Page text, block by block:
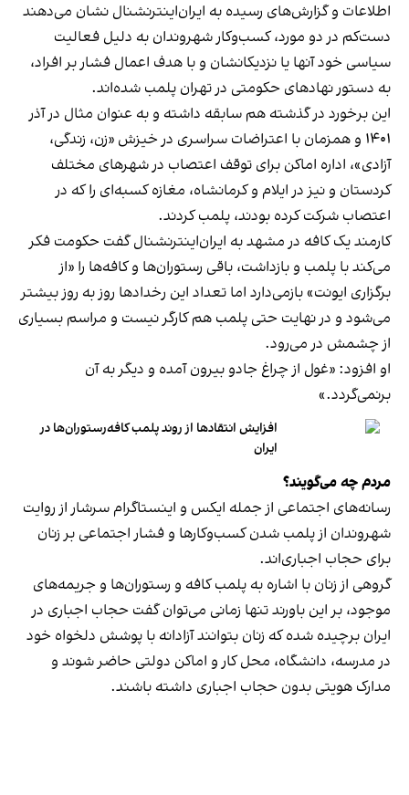
اطلاعات و گزارش‌های رسیده به ایران‌اینترنشنال نشان می‌دهند
دست‌کم در دو مورد، کسب‌وکار شهروندان به دلیل فعالیت
سیاسی خود آنها یا نزدیکانشان و با هدف اعمال فشار بر افراد،
به دستور نهادهای حکومتی در تهران پلمب شده‌اند.
این برخورد در گذشته هم سابقه داشته و به عنوان مثال در آذر
۱۴۰۱ و همزمان با اعتراضات سراسری در خیزش «زن، زندگی،
آزادی»، اداره اماکن برای توقف اعتصاب در شهرهای مختلف
کردستان و نیز در ایلام و کرمانشاه، مغازه کسبه‌ای را که در
اعتصاب شرکت کرده بودند، پلمب کردند.
کارمند یک کافه در مشهد به ایران‌اینترنشنال گفت حکومت فکر
می‌کند با پلمب و بازداشت، باقی رستوران‌ها و کافه‌ها را «از
برگزاری ایونت» بازمی‌دارد اما تعداد این رخدادها روز به روز بیشتر
می‌شود و در نهایت حتی پلمب هم کارگر نیست و مراسم بسیاری
از چشمش در می‌رود.
او افزود: «غول از چراغ جادو بیرون آمده و دیگر به آن
برنمی‎‌گردد.»
افزایش انتقادها از روند پلمب کافه‌رستوران‌ها در
ایران
مردم چه می‌گویند؟
رسانه‎‌های اجتماعی از جمله ایکس و اینستاگرام سرشار از روایت
شهروندان از پلمب شدن کسب‌وکارها و فشار اجتماعی بر زنان
برای حجاب اجباری‌اند.
گروهی از زنان با اشاره به پلمب کافه و رستوران‌ها و جریمه‌های
موجود، بر این باورند تنها زمانی می‌توان گفت حجاب اجباری در
ایران برچیده شده که زنان بتوانند آزادانه با پوشش دلخواه خود
در مدرسه، دانشگاه، محل کار و اماکن دولتی حاضر شوند و
مدارک هویتی بدون حجاب اجباری داشته باشند.